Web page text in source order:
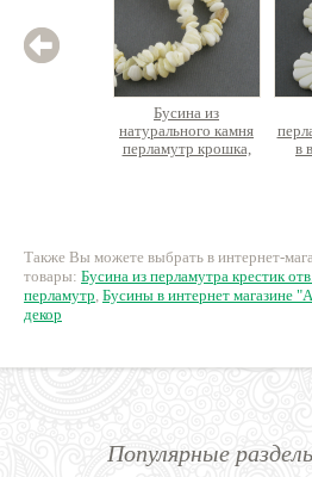
Бусина из
натурального камня
перламутр крошка,
в
Также Вы можете выбрать в интернет-
товары: Бусина из перламутра крестик
перламутр, Бусины в интернет магазине
декор
Популярные